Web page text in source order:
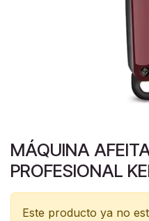
MÁQUINA
PROFESIONAL
Este producto ya no